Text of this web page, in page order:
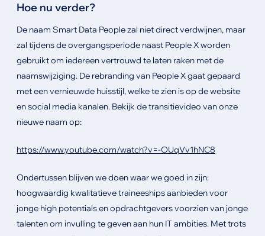
Hoe nu verder?
De naam Smart Data People zal niet direct verdwijnen, maar
zal tijdens de overgangsperiode naast People X worden
gebruikt om iedereen vertrouwd te laten raken met de
naamswijziging. De rebranding van People X gaat gepaard
met een vernieuwde huisstijl, welke te zien is op de website
en social media kanalen. Bekijk de transitievideo van onze
nieuwe naam op:
https://www.youtube.com/watch?v=-OUqVv1hNC8
Ondertussen blijven we doen waar we goed in zijn:
hoogwaardig kwalitatieve traineeships aanbieden voor
jonge high potentials en opdrachtgevers voorzien van jonge
talenten om invulling te geven aan hun IT ambities. Met trots